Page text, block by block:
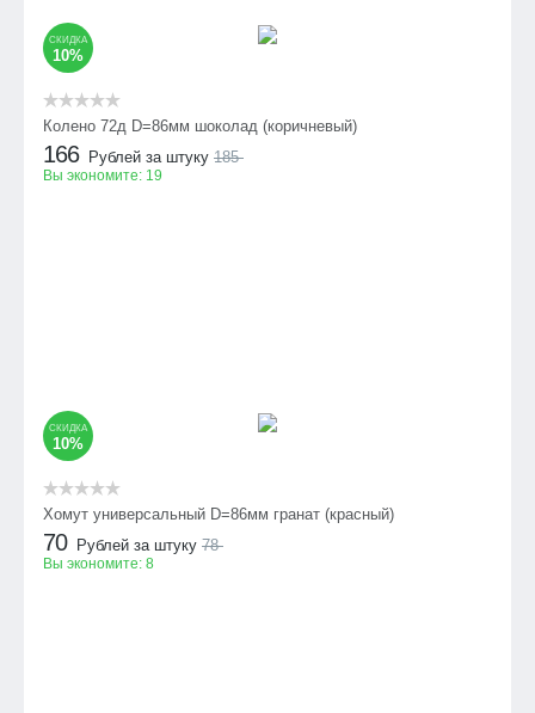
СКИДКА
10%
Колено 72д D=86мм шоколад (коричневый)
166 Рублей за штуку 185
Вы экономите: 19
СКИДКА
10%
Хомут универсальный D=86мм гранат (красный)
70 Рублей за штуку 78
Вы экономите: 8